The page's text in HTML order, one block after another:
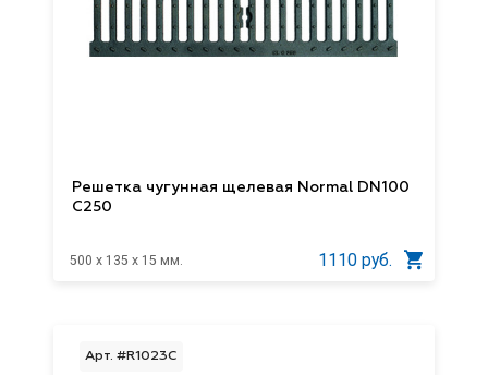
Решетка чугунная щелевая Normal DN100
С250
500 x 135 x 15 мм. 1110 руб.
Арт. #R1023C